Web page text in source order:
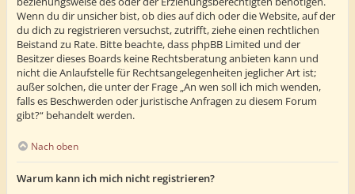
Wenn du dir unsicher bist, ob dies auf dich oder die Website, auf der
du dich zu registrieren versuchst, zutrifft, ziehe einen rechtlichen
Beistand zu Rate. Bitte beachte, dass phpBB Limited und der
Besitzer dieses Boards keine Rechtsberatung anbieten kann und
nicht die Anlaufstelle für Rechtsangelegenheiten jeglicher Art ist;
außer solchen, die unter der Frage „An wen soll ich mich wenden,
falls es Beschwerden oder juristische Anfragen zu diesem Forum
gibt?“ behandelt werden.
Nach oben
Warum kann ich mich nicht registrieren?